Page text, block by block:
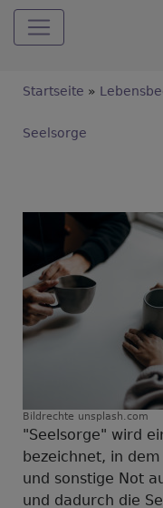
Startseite
Seelsorge
Bildrechte unsplash.com
"Seelsorge" wird
bezeichnet, in
und sonstige Not
und dadurch die